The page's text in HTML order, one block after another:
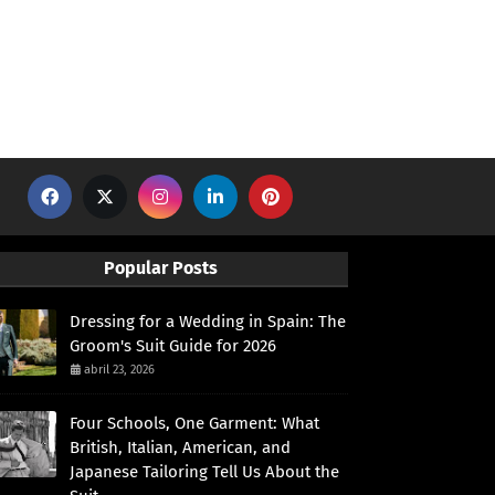
Popular Posts
Dressing for a Wedding in Spain: The
Groom's Suit Guide for 2026
abril 23, 2026
Four Schools, One Garment: What
British, Italian, American, and
Japanese Tailoring Tell Us About the